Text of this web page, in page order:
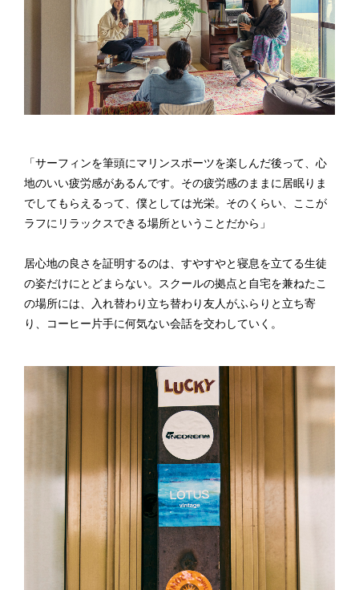
「サーフィンを筆頭にマリンスポーツを楽しんだ後って、心
地のいい疲労感があるんです。その疲労感のままに居眠りま
でしてもらえるって、僕としては光栄。そのくらい、ここが
ラフにリラックスできる場所ということだから」
居心地の良さを証明するのは、すやすやと寝息を立てる生徒
の姿だけにとどまらない。スクールの拠点と自宅を兼ねたこ
の場所には、入れ替わり立ち替わり友人がふらりと立ち寄
り、コーヒー片手に何気ない会話を交わしていく。